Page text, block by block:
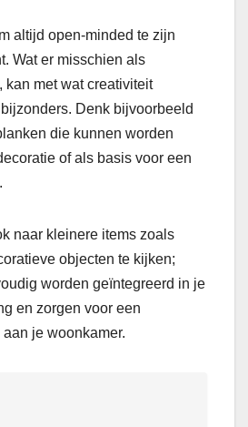
altijd open-minded te zijn
Wat er misschien als
kan met wat creativiteit
Denk bijvoorbeeld
die kunnen worden
of als basis voor een
naar kleinere items zoals
objecten te kijken;
worden geïntegreerd in je
en zorgen voor een
je woonkamer.